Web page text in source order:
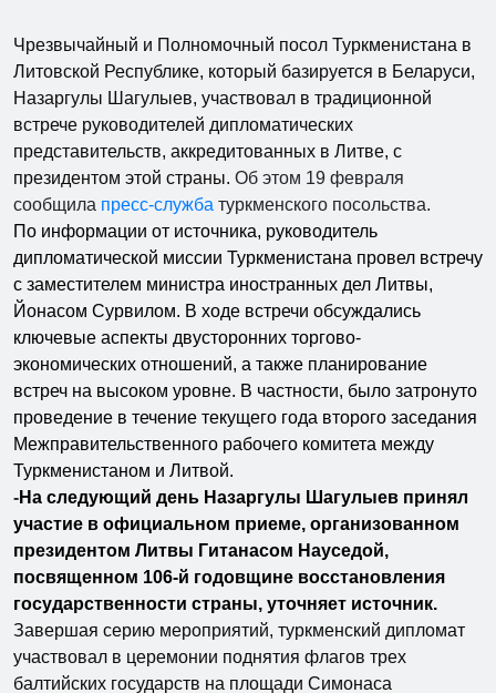
Чрезвычайный и Полномочный посол Туркменистана в
Литовской Республике, который базируется в Беларуси,
Назаргулы Шагулыев, участвовал в традиционной
встрече руководителей дипломатических
представительств, аккредитованных в Литве, с
президентом этой страны. Об этом 19 февраля
сообщила пресс-служба туркменского посольства.
По информации от источника, руководитель
дипломатической миссии Туркменистана провел встречу
с заместителем министра иностранных дел Литвы,
Йонасом Сурвилом. В ходе встречи обсуждались
ключевые аспекты двусторонних торгово-
экономических отношений, а также планирование
встреч на высоком уровне. В частности, было затронуто
проведение в течение текущего года второго заседания
Межправительственного рабочего комитета между
Туркменистаном и Литвой.
-На следующий день Назаргулы Шагулыев принял
участие в официальном приеме, организованном
президентом Литвы Гитанасом Науседой,
посвященном 106-й годовщине восстановления
государственности страны, уточняет источник.
Завершая серию мероприятий, туркменский дипломат
участвовал в церемонии поднятия флагов трех
балтийских государств на площади Симонаса